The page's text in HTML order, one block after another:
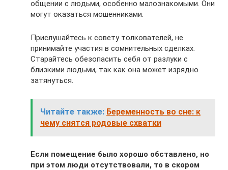
общении с людьми, особенно малознакомыми. Они
могут оказаться мошенниками.
Прислушайтесь к совету толкователей, не
принимайте участия в сомнительных сделках.
Старайтесь обезопасить себя от разлуки с
близкими людьми, так как она может изрядно
затянуться.
Читайте также: Беременность во сне: к
чему снятся родовые схватки
Если помещение было хорошо обставлено, но
при этом люди отсутствовали, то в скором